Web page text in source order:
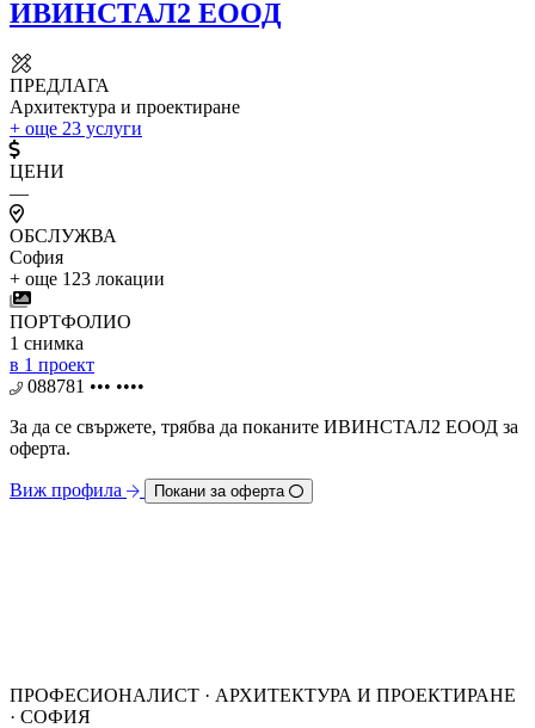
ИВИНСТАЛ2 ЕООД
ПРЕДЛАГА
Архитектура и проектиране
+ още 23 услуги
ЦЕНИ
—
ОБСЛУЖВА
София
+ още 123 локации
ПОРТФОЛИО
1 снимка
в 1 проект
088781 ••• ••••
За да се свържете, трябва дa поканите ИВИНСТАЛ2 ЕООД за
оферта.
Виж профила Покани за оферта
ПРОФЕСИОНАЛИСТ · АРХИТЕКТУРА И ПРОЕКТИРАНЕ
· СОФИЯ